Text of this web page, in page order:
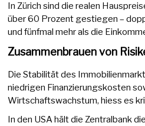
In Zürich sind die realen
über 60 Prozent gestiegen –
und fünfmal mehr als die
Zusammenbrauen von
Die Stabilität des
niedrigen Finanzierungskosten
Wirtschaftswachstum, hiess es
In den USA hält die Zentralbank